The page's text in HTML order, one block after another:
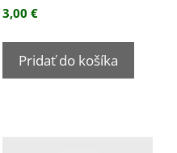
3,00 €
Pridať do košíka